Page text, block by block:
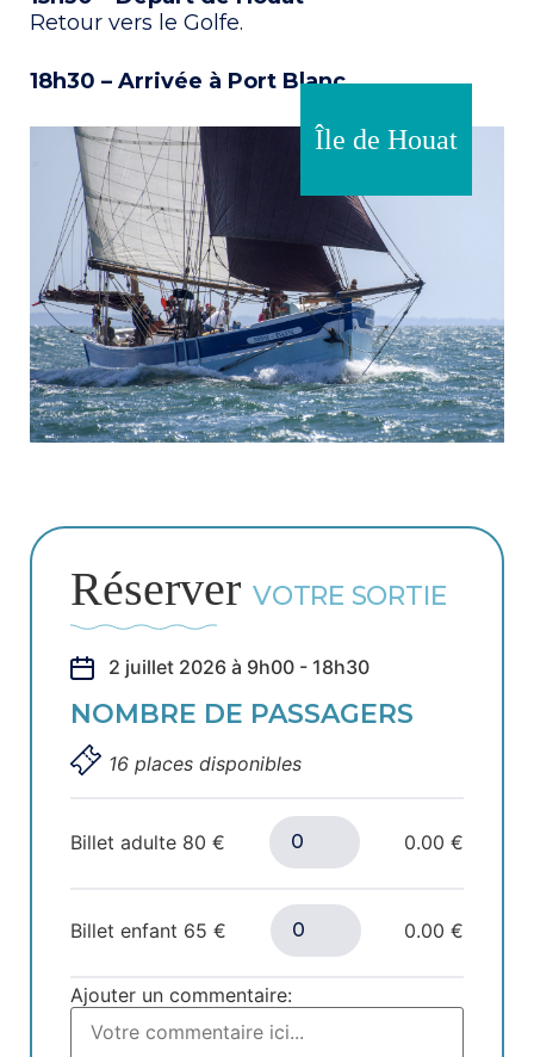
Retour vers le Golfe.
18h30 – Arrivée à Port Blanc
Île de Houat
Réserver VOTRE SORTIE
2 juillet 2026 à 9h00 - 18h30
NOMBRE DE PASSAGERS
16 places disponibles
Billet adulte 80 € 0.00 €
Billet enfant 65 € 0.00 €
Ajouter un commentaire: